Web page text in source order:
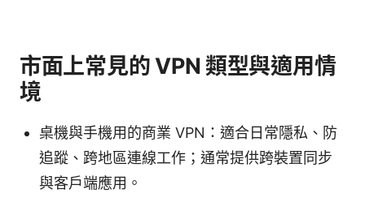
市面上常見的 VPN 類型與適用情
境
桌機與手機用的商業 VPN：適合日常隱私、防
追蹤、跨地區連線工作；通常提供跨裝置同步
與客戶端應用。